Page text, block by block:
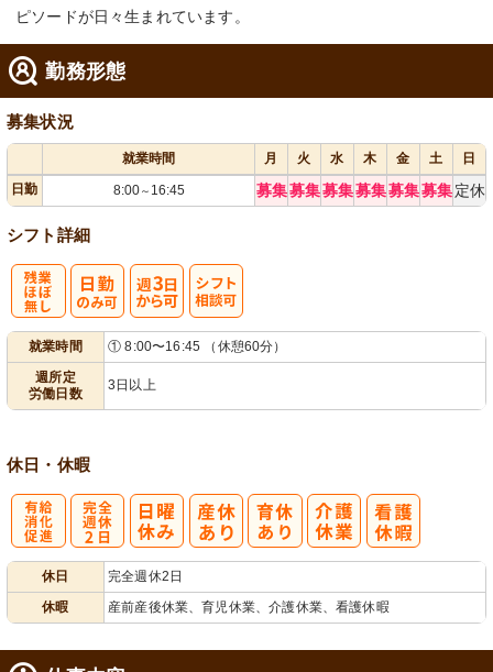
ピソードが日々生まれています。
勤務形態
募集状況
就業時間 月 火 水 木 金 土
日
日勤
8:00～ 16:45 募集募集募集募集募集募集 定休
シフト詳細
就業時間
① 8:00〜16:45 （休憩60分）
週所定
労働日数
3日以上
休日・休暇
休日
完全週休2日
休暇
産前産後休業、育児休業、介護休業、看護休暇